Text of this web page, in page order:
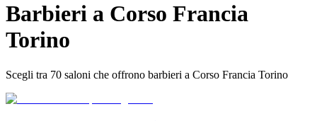
Barbieri a Corso Francia
Torino
Scegli tra 70 saloni che offrono barbieri a Corso Francia Torino